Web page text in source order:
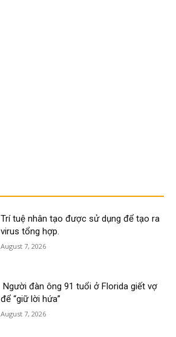
Trí tuệ nhân tạo được sử dụng để tạo ra
virus tổng hợp.
August 7, 2026
Người đàn ông 91 tuổi ở Florida giết vợ
để “giữ lời hứa”
August 7, 2026